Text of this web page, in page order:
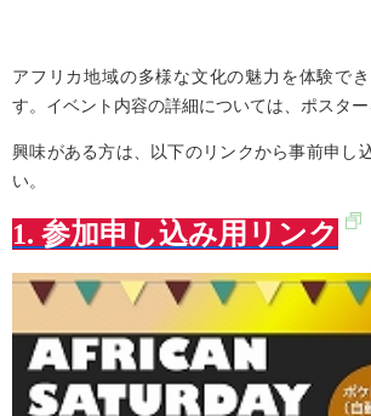
アフリカ地域の多様な文化の魅力を体験で
す。イベント内容の詳細については、ポスター
興味がある方は、以下のリンクから事前申し
い。
1. 参加申し込み用リンク